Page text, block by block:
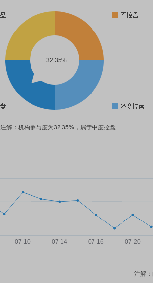
32.35%
注解：机构参与度为32.35%，属于中度控盘
注解